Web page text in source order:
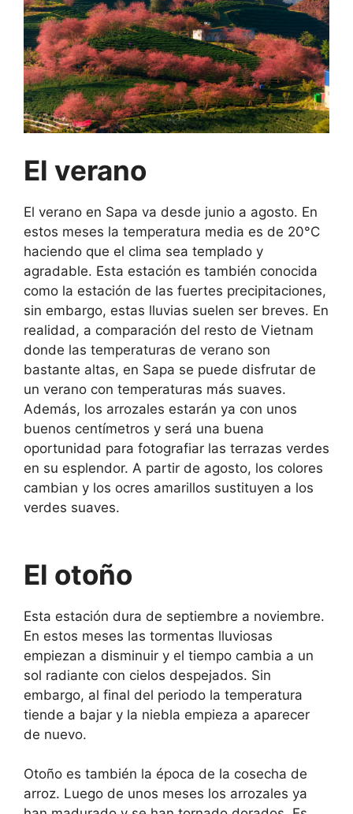
El verano
El verano en Sapa va desde junio a agosto. En
estos meses la temperatura media es de 20°C
haciendo que el clima sea templado y
agradable. Esta estación es también conocida
como la estación de las fuertes precipitaciones,
sin embargo, estas lluvias suelen ser breves. En
realidad, a comparación del resto de Vietnam
donde las temperaturas de verano son
bastante altas, en Sapa se puede disfrutar de
un verano con temperaturas más suaves.
Además, los arrozales estarán ya con unos
buenos centímetros y será una buena
oportunidad para fotografiar las terrazas verdes
en su esplendor. A partir de agosto, los colores
cambian y los ocres amarillos sustituyen a los
verdes suaves.
El otoño
Esta estación dura de septiembre a noviembre.
En estos meses las tormentas lluviosas
empiezan a disminuir y el tiempo cambia a un
sol radiante con cielos despejados. Sin
embargo, al final del periodo la temperatura
tiende a bajar y la niebla empieza a aparecer
de nuevo.
Otoño es también la época de la cosecha de
arroz. Luego de unos meses los arrozales ya